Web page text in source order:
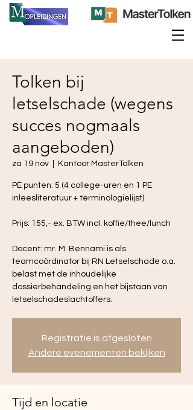
Tolken bij
letselschade (wegens
succes nogmaals
aangeboden)
za 19 nov Kantoor MasterTolken
PE punten: 5 (4 college-uren en 1 PE
inleesliteratuur + terminologielijst)
Prijs: 155,- ex. BTW incl. koffie/thee/lunch
Docent: mr. M. Bennami is als
teamcoördinator bij RN Letselschade o.a.
belast met de inhoudelijke
dossierbehandeling en het bijstaan van
letselschadeslachtoffers.
Registratie is afgesloten
Andere evenementen bekijken
Tijd en locatie